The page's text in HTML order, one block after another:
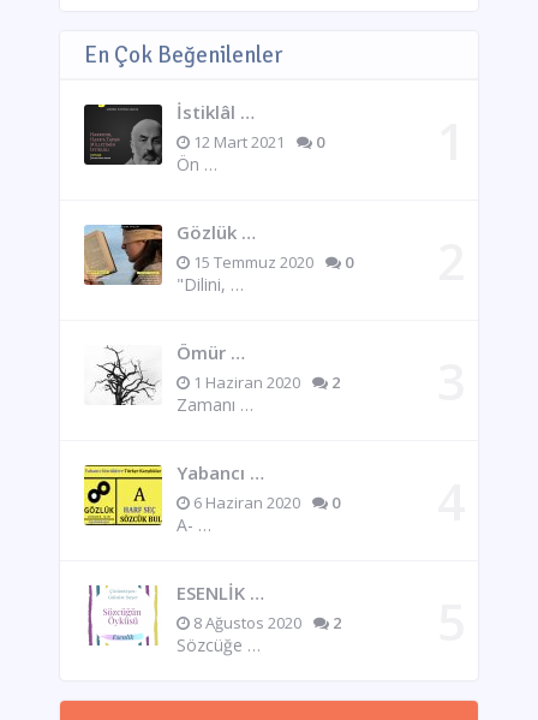
En Çok Beğenilenler
İstiklâl …
12 Mart 2021 0
Ön …
Gözlük …
15 Temmuz 2020 0
"Dilini, …
Ömür …
1 Haziran 2020 2
Zamanı …
Yabancı …
6 Haziran 2020 0
A- …
ESENLİK …
8 Ağustos 2020 2
Sözcüğe …